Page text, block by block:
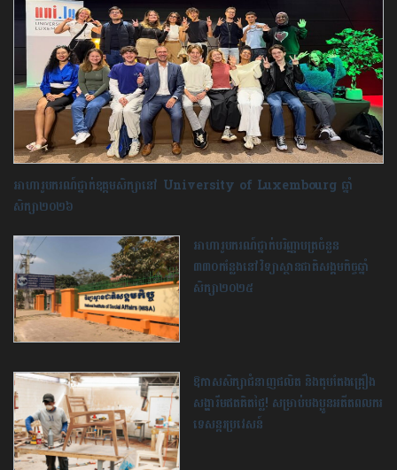
អាហារូបករណ៍ថ្នាក់ឧត្ដមសិក្សានៅ University of Luxembourg ឆ្នាំ
សិក្សា២០២៦
អាហារូបករណ៍ថ្នាក់បរិញ្ញាបត្រចំនួន
៣៣០កន្លែងនៅវិទ្យាស្ថានជាតិសង្គមកិច្ចឆ្នាំ
សិក្សា២០២៥
ឱកាសសិក្សាជំនាញផលិត និង​តុបតែងគ្រឿង
សង្ហារឹមឥតគិតថ្លៃ! សម្រាប់បងប្អូនអតីតពលករ
ទេសន្តរប្រវេសន៍